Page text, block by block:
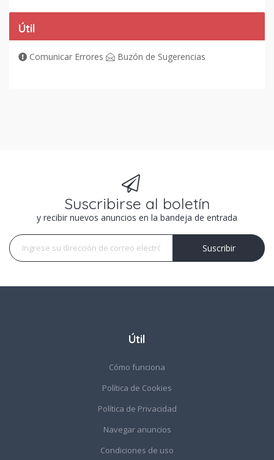
Útil
Comunicar Errores Buzón de Sugerencias
Suscribirse al boletín
y recibir nuevos anuncios en la bandeja de entrada
Suscribir
Útil
Cómo funciona
Política de Cookies
Política de Privacidad
Navegar anuncios
Condiciones de uso